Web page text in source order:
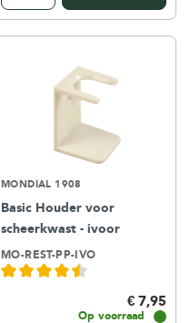
MONDIAL 1908
Basic Houder voor
scheerkwast - ivoor
MO-REST-PP-IVO
€ 7,95
Op voorraad